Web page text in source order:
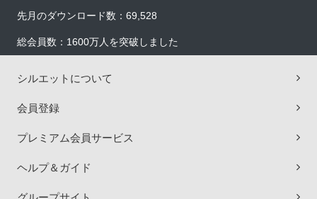
先月のダウンロード数：69,528
総会員数：1600万人を突破しました
シルエットについて
会員登録
プレミアム会員サービス
ヘルプ＆ガイド